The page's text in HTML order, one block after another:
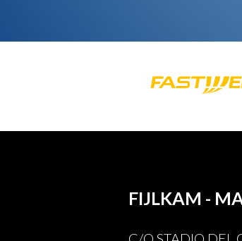
FIJLKAM -